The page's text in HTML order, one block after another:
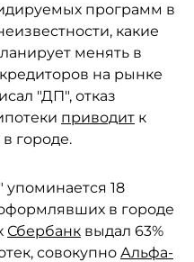
программ в
какие
менять в
на рынке
"ДП", отказ
приводит к
городе.
упоминается 18
в городе
Сбербанк выдал 63%
совокупно Альфа-